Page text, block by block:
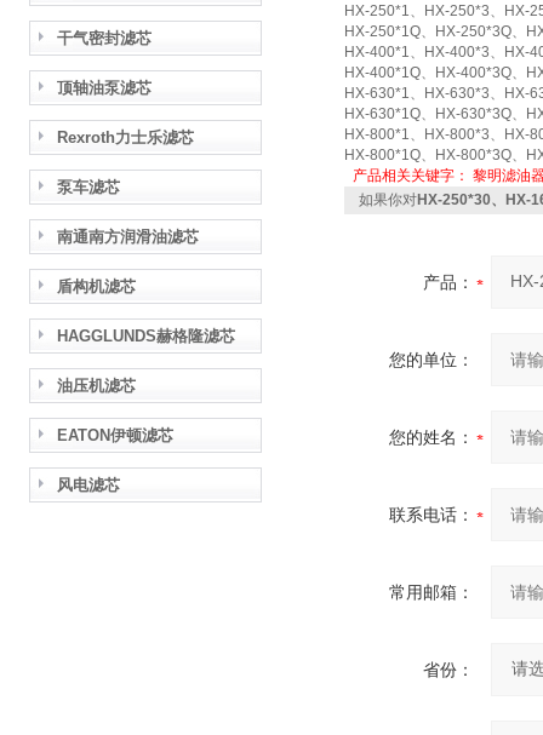
干气密封滤芯
顶轴油泵滤芯
Rexroth力士乐滤芯
泵车滤芯
南通南方润滑油滤芯
盾构机滤芯
HAGGLUNDS赫格隆滤芯
油压机滤芯
EATON伊顿滤芯
风电滤芯
HX-250*1、HX-250*3、HX-
HX-250*1Q、HX-250*3Q、
HX-400*1、HX-400*3、HX-
HX-400*1Q、HX-400*3Q、
HX-630*1、HX-630*3、HX-
HX-630*1Q、HX-630*3Q、
HX-800*1、HX-800*3、HX-
HX-800*1Q、HX-800*3Q、
产品相关关键字： 黎明滤油
如果你对HX-250*30、HX-
产品：
您的单位：
您的姓名：
联系电话：
常用邮箱：
省份：